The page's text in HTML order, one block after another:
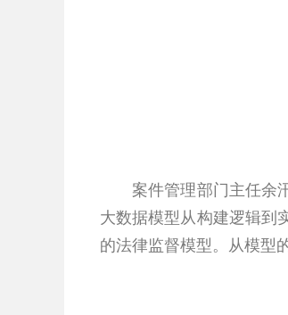
案件管理部门主任余汛
大数据模型从构建逻辑到
的法律监督模型。从模型